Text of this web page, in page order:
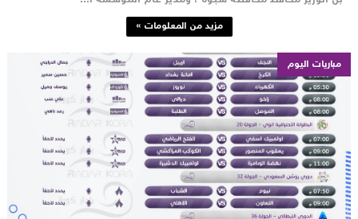
مزيد من المعلومات »
مباريات اليوم